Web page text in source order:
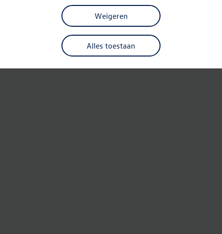
Alles toestaan
Weigeren
refreshing the app
Refresh